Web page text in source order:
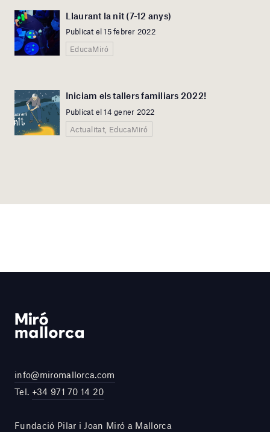
Llaurant la nit (7-12 anys)
Publicat el 15 febrer 2022
EducaMiró
Iniciam els tallers familiars 2022!
Publicat el 14 gener 2022
Actualitat, EducaMiró
info@miromallorca.com
Tel. +34 971 70 14 20
Fundació Pilar i Joan Miró a Mallorca